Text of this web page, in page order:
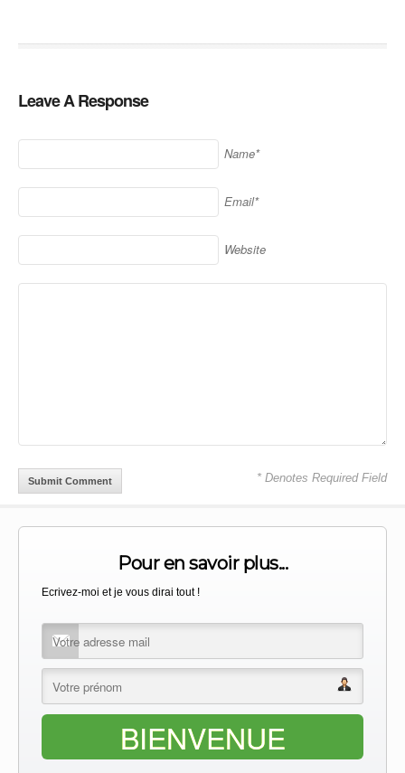
Leave A Response
Name*
Email*
Website
* Denotes Required Field
Pour en savoir plus...
Ecrivez-moi et je vous dirai tout !
BIENVENUE